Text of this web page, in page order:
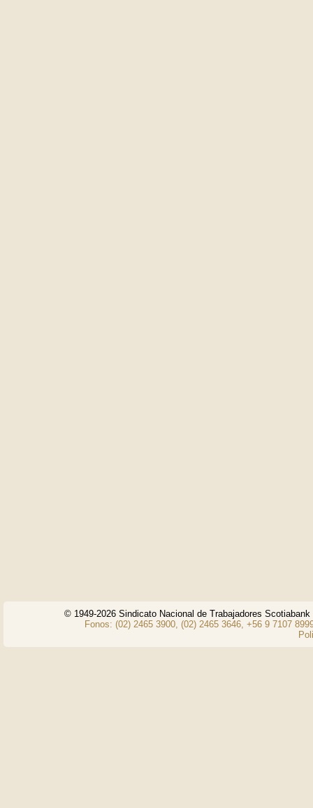
© 1949-2026 Sindicato Nacional de Trabajadores
Fonos: (02) 2465 3900, (02) 2465 3646, +56 9 7107